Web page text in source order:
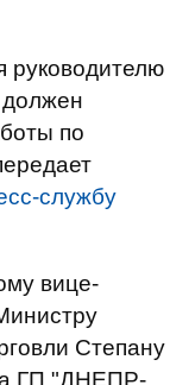
по
службу
вице-
Степану
ГП "ДНЕПР-